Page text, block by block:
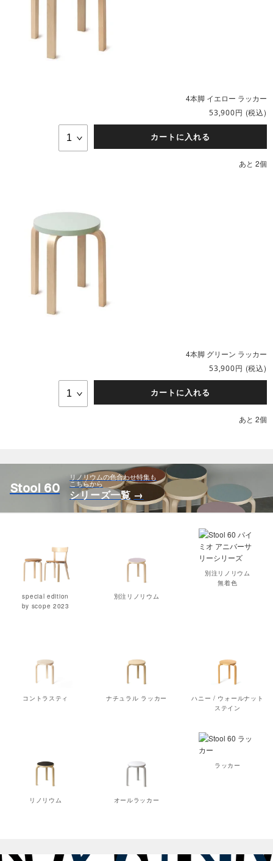
4本脚 イエロー ラッカー
53,900円 (税込)
カートに入れる
あと 2個
4本脚 グリーン ラッカー
53,900円 (税込)
カートに入れる
あと 2個
Stool 60
リノリウムの色合わせ特集も
こちらから
シリーズ一覧
special edition
by scope 2023
別注リノリウム
別注リノリウム
無着色
コントラスティ ナチュラル ラッカー
ハニー / ウォールナット
ステイン
リノリウム オールラッカー
ラッカー